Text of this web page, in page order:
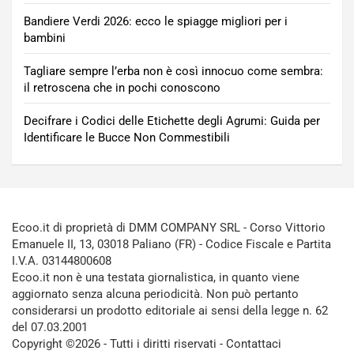
Bandiere Verdi 2026: ecco le spiagge migliori per i
bambini
Tagliare sempre l’erba non è così innocuo come sembra:
il retroscena che in pochi conoscono
Decifrare i Codici delle Etichette degli Agrumi: Guida per
Identificare le Bucce Non Commestibili
Ecoo.it di proprietà di DMM COMPANY SRL - Corso Vittorio
Emanuele II, 13, 03018 Paliano (FR) - Codice Fiscale e Partita
I.V.A. 03144800608
Ecoo.it non è una testata giornalistica, in quanto viene
aggiornato senza alcuna periodicità. Non può pertanto
considerarsi un prodotto editoriale ai sensi della legge n. 62
del 07.03.2001
Copyright ©2026 - Tutti i diritti riservati - Contattaci